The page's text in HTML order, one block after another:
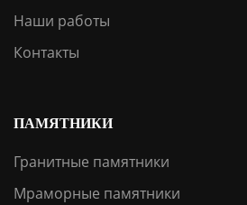
Наши работы
Контакты
ПАМЯТНИКИ
Гранитные памятники
Мраморные памятники